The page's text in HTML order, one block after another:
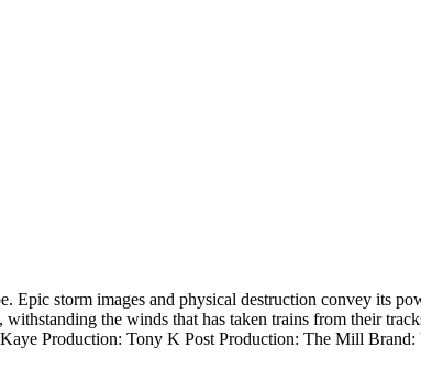
storm images and physical destruction convey its
the winds that has taken trains from their
Production: Tony K Post Production: The Mill Brand: